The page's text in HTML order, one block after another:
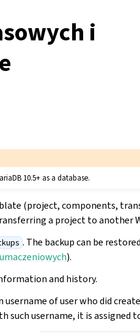
i
10.5+ as a database.
(project, components,
a project to another
. The backup can be
).
and history.
username of user who did
such username, it is assigned